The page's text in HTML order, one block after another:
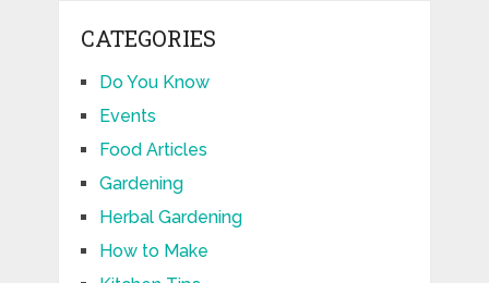
CATEGORIES
Do You Know
Events
Food Articles
Gardening
Herbal Gardening
How to Make